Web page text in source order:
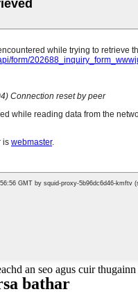
an seo agus cuir thugainn
bathar